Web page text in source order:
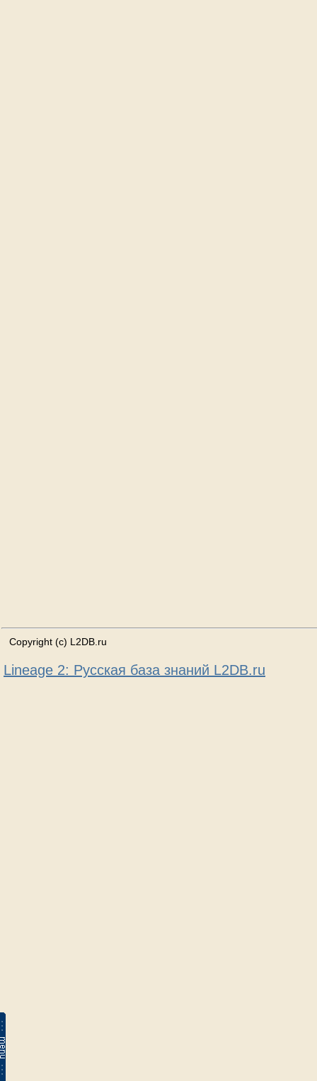
Copyright (c) L2DB.ru
Lineage 2: Русская база знаний L2DB.ru